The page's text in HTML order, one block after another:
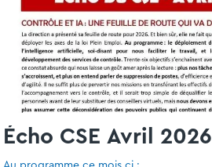
Écho CSE Avril 2026